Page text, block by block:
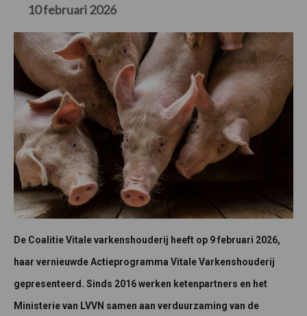
10 februari 2026
De Coalitie Vitale varkenshouderij heeft op 9 februari 2026,
haar vernieuwde Actieprogramma Vitale Varkenshouderij
gepresenteerd. Sinds 2016 werken ketenpartners en het
Ministerie van LVVN samen aan verduurzaming van de